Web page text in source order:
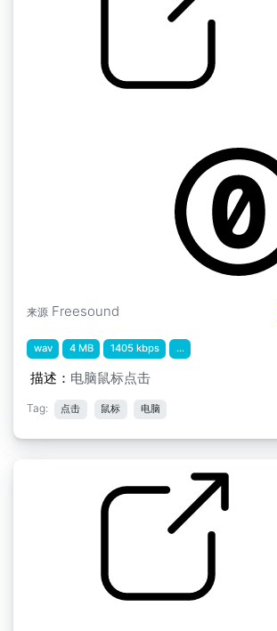
来源 Freesound
wav 4 MB 1405 kbps ...
描述： 电脑鼠标点击
Tag: 点击 鼠标 电脑